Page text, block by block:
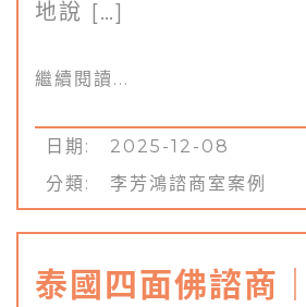
地說 […]
繼續閱讀...
日期: 2025-12-08
分類: 李芳鴻諮商室案例
泰國四面佛諮商